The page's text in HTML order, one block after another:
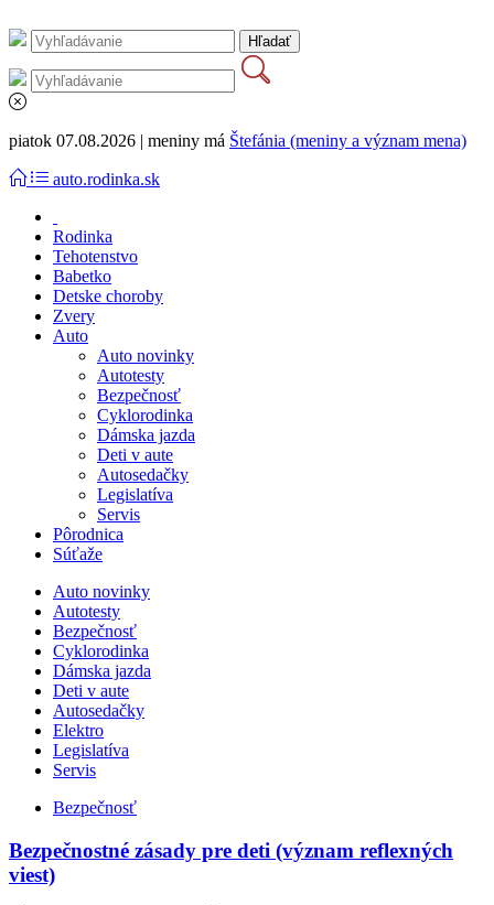
piatok 07.08.2026 | meniny má Štefánia (meniny a význam mena)
auto.rodinka.sk
Rodinka
Tehotenstvo
Babetko
Detske choroby
Zvery
Auto
Auto novinky
Autotesty
Bezpečnosť
Cyklorodinka
Dámska jazda
Deti v aute
Autosedačky
Legislatíva
Servis
Pôrodnica
Súťaže
Auto novinky
Autotesty
Bezpečnosť
Cyklorodinka
Dámska jazda
Deti v aute
Autosedačky
Elektro
Legislatíva
Servis
Bezpečnosť
Bezpečnostné zásady pre deti (význam reflexných
viest)